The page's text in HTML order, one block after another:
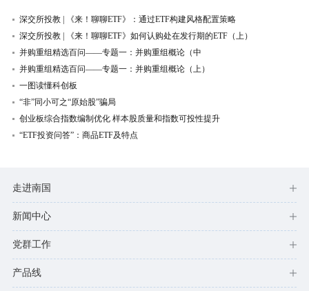
深交所投教 | 《来！聊聊ETF》：通过ETF构建风格配置策略
深交所投教 | 《来！聊聊ETF》如何认购处在发行期的ETF（上）
并购重组精选百问——专题一：并购重组概论（中
并购重组精选百问——专题一：并购重组概论（上）
一图读懂科创板
“非”同小可之“原始股”骗局
创业板综合指数编制优化 样本股质量和指数可投性提升
“ETF投资问答”：商品ETF及特点
走进南国
新闻中心
党群工作
产品线